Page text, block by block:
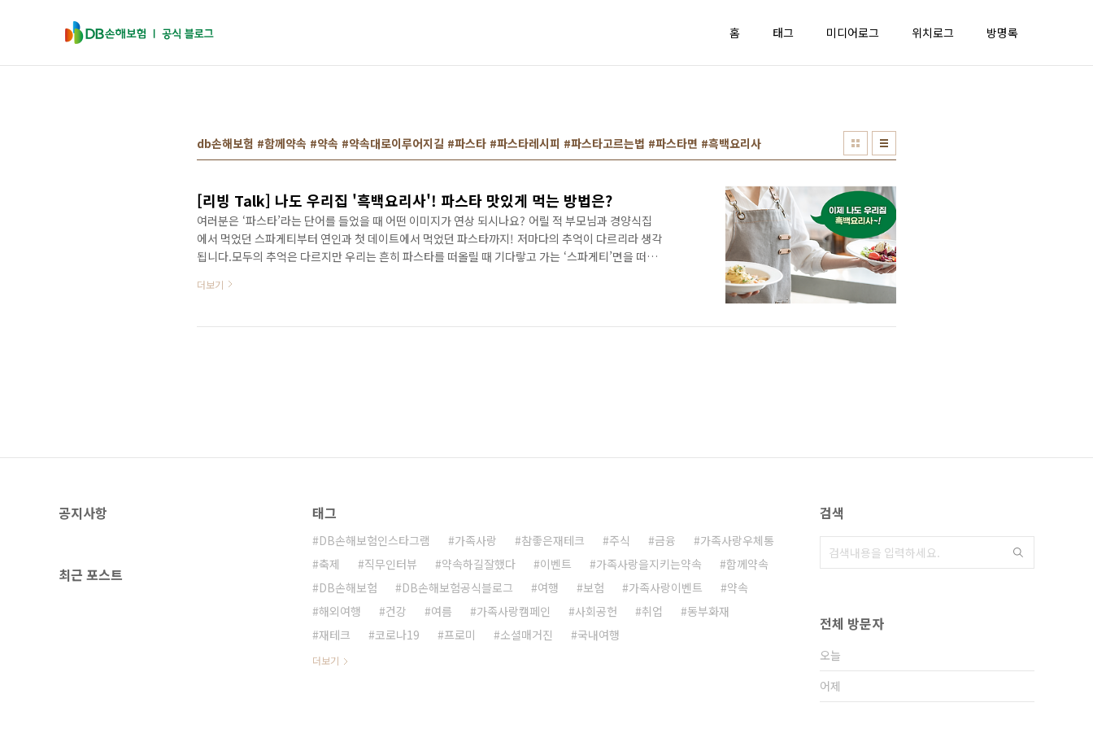
홈
태그 미디어로그 위치로그 방명록
db손해보험 #함께약속 #약속 #약속대로이루어지길 #파스타 #파스타레시피 #파스타고르는법 #파스타면 #흑백요리사
[리빙 Talk] 나도 우리집 '흑백요리사'! 파스타 맛있게 먹는 방법은?
여러분은 ‘파스타’라는 단어를 들었을 때 어떤 이미지가 연상 되시나요? 어릴 적 부모님과 경양식집
에서 먹었던 스파게티부터 연인과 첫 데이트에서 먹었던 파스타까지! 저마다의 추억이 다르리라 생각
됩니다.모두의 추억은 다르지만 우리는 흔히 파스타를 떠올릴 때 기다랗고 가는 ‘스파게티’면을 떠올
문해 ‘우리 집 흑백 요리사’에 도전해 보면 어떨까요? 똑같은 '스파게티'는 그만! 파스타면 종류
에서 가장 많이 사용되는 파스타면입니다. 직경 1.5~2.0mm 굵기의 롱 파스타로, 얇고 긴 원통형 모
더보기
공지사항
최근 포스트
태그
DB손해보험인스타그램 가족사랑 참좋은재테크 주식 금융
가족사랑우체통
축제
직무인터뷰 약속하길잘했다 이벤트 가족사랑을지키는약속
함께약속
DB손해보험
DB손해보험공식블로그 여행 보험 가족사랑이벤트
약속
해외여행
건강 여름 가족사랑캠페인 사회공헌 취업
동부화재
재테크
코로나19 프로미 소셜매거진 국내여행
더보기
검색
전체 방문자
오늘
어제